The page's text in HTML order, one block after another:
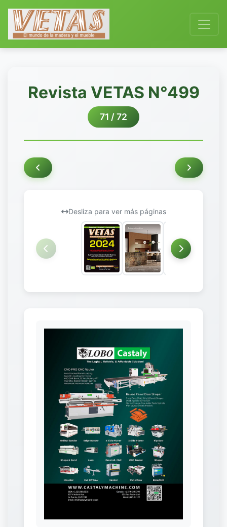
Revista VETAS N°499
71 / 72
Desliza para ver más páginas